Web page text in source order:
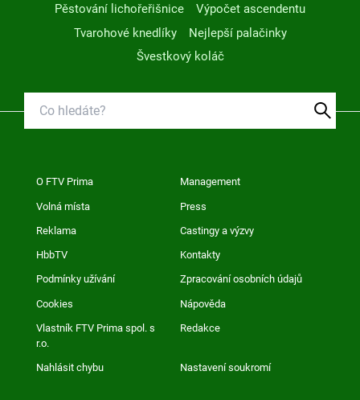
Pěstování lichořeřišnice
Výpočet ascendentu
Tvarohové knedlíky
Nejlepší palačinky
Švestkový koláč
O FTV Prima Management
Volná místa Press
Reklama Castingy a výzvy
HbbTV Kontakty
Podmínky užívání Zpracování osobních údajů
Cookies Nápověda
Vlastník FTV Prima spol. s
r.o.
Redakce
Nahlásit chybu Nastavení soukromí